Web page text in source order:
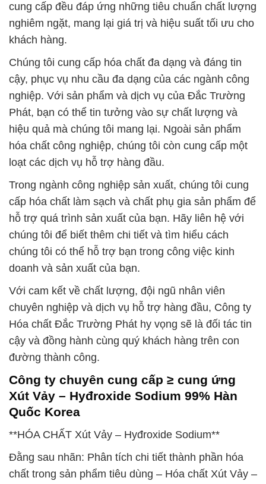
cung cấp đều đáp ứng những tiêu chuẩn chất lượng
nghiêm ngặt, mang lại giá trị và hiệu suất tối ưu cho
khách hàng.
Chúng tôi cung cấp hóa chất đa dạng và đáng tin
cậy, phục vụ nhu cầu đa dạng của các ngành công
nghiệp. Với sản phẩm và dịch vụ của Đắc Trường
Phát, bạn có thể tin tưởng vào sự chất lượng và
hiệu quả mà chúng tôi mang lại. Ngoài sản phẩm
hóa chất công nghiệp, chúng tôi còn cung cấp một
loạt các dịch vụ hỗ trợ hàng đầu.
Trong ngành công nghiệp sản xuất, chúng tôi cung
cấp hóa chất làm sạch và chất phụ gia sản phẩm để
hỗ trợ quá trình sản xuất của bạn. Hãy liên hệ với
chúng tôi để biết thêm chi tiết và tìm hiểu cách
chúng tôi có thể hỗ trợ bạn trong công việc kinh
doanh và sản xuất của bạn.
Với cam kết về chất lượng, đội ngũ nhân viên
chuyên nghiệp và dịch vụ hỗ trợ hàng đầu, Công ty
Hóa chất Đắc Trường Phát hy vọng sẽ là đối tác tin
cậy và đồng hành cùng quý khách hàng trên con
đường thành công.
Công ty chuyên cung cấp ≥ cung ứng
Xút Vảy – Hyđroxide Sodium 99% Hàn
Quốc Korea
**HÓA CHẤT Xút Vảy – Hyđroxide Sodium**
Đằng sau nhãn: Phân tích chi tiết thành phần hóa
chất trong sản phẩm tiêu dùng – Hóa chất Xút Vảy –